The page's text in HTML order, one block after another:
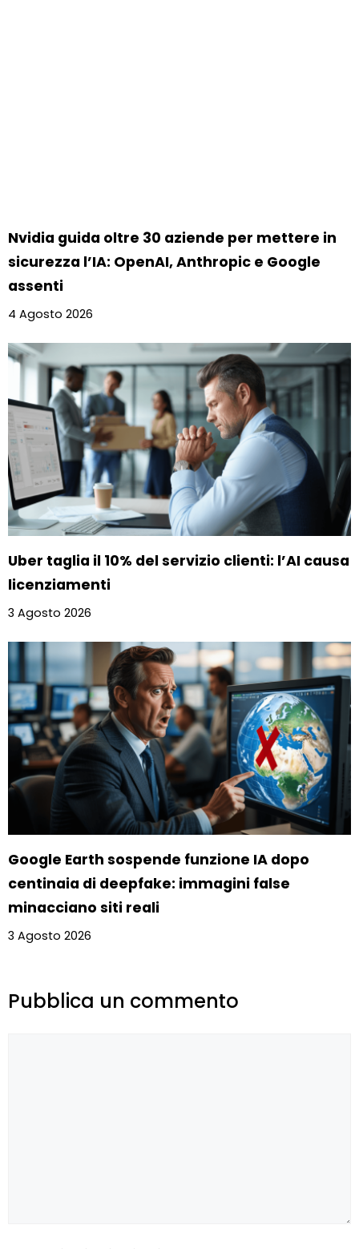
Nvidia guida oltre 30 aziende per mettere in
sicurezza l’IA: OpenAI, Anthropic e Google
assenti
4 Agosto 2026
Uber taglia il 10% del servizio clienti: l’AI causa
licenziamenti
3 Agosto 2026
Google Earth sospende funzione IA dopo
centinaia di deepfake: immagini false
minacciano siti reali
3 Agosto 2026
Pubblica un commento